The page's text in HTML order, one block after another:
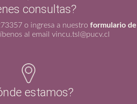
consultas?
o ingresa a nuestro formulario de
al email vincu.tsl@pucv.cl
estamos?